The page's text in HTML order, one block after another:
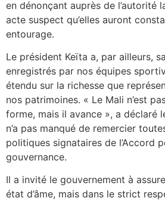
en dénonçant auprès de l’autorité
acte suspect qu’elles auront
entourage.
Le président Keïta a, par ailleurs,
enregistrés par nos équipes
étendu sur la richesse que
nos patrimoines. « Le Mali n’est
forme, mais il avance », a déclaré
n’a pas manqué de remercier
politiques signataires de l’Accord
gouvernance.
Il a invité le gouvernement à
état d’âme, mais dans le strict